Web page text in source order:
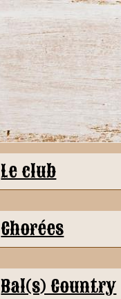
Le club
Chorées
Bal(s) Country